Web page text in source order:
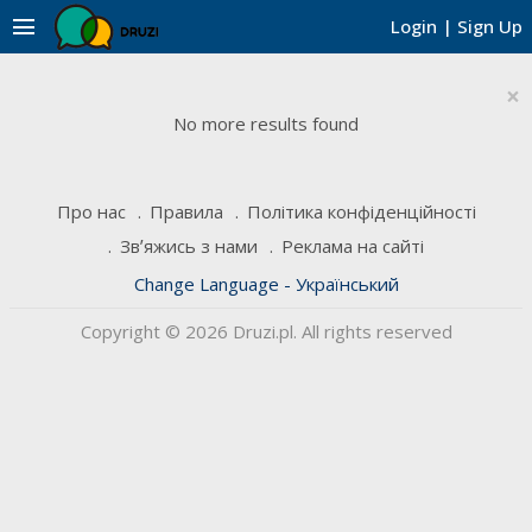
Login | Sign Up
menu
×
No more results found
Про нас Правила
Політика конфіденційності
Звʼяжись з нами
Реклама на сайті
Change Language - Український
Copyright © 2026 Druzi.pl. All rights reserved